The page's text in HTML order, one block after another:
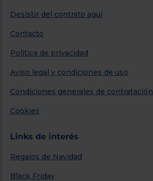
Desistir del contrato aquí
Contacto
Política de privacidad
Aviso legal y condiciones de uso
Condiciones generales de contratación
Cookies
Links de interés
Regalos de Navidad
Black Friday